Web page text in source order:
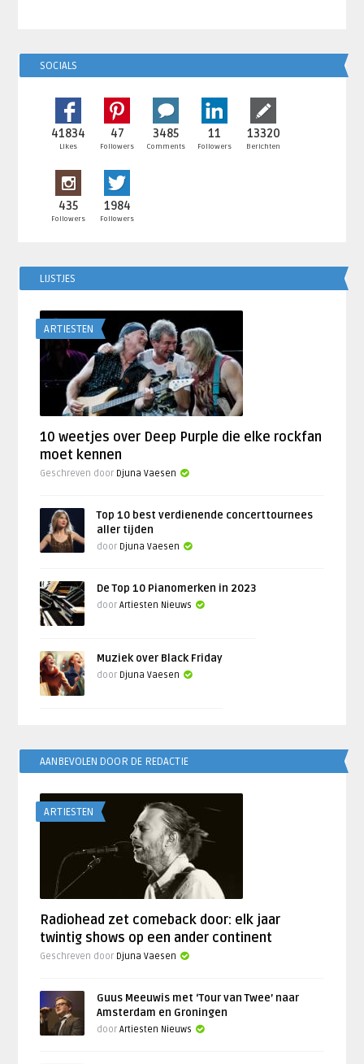
SOCIALS
41834
Likes
47
Followers
3485
Comments
11
Followers
13320
Berichten
435
Followers
1984
Followers
LIJSTJES
ARTIESTEN
10 weetjes over Deep Purple die elke rockfan
moet kennen
Geschreven door Djuna Vaesen
Top 10 best verdienende concerttournees
aller tijden
door Djuna Vaesen
De Top 10 Pianomerken in 2023
doorArtiesten Nieuws
Muziek over Black Friday
door Djuna Vaesen
AANBEVOLEN DOOR DE REDACTIE
ARTIESTEN
Radiohead zet comeback door: elk jaar
twintig shows op een ander continent
Geschreven door Djuna Vaesen
Guus Meeuwis met ‘Tour van Twee’ naar
Amsterdam en Groningen
doorArtiesten Nieuws